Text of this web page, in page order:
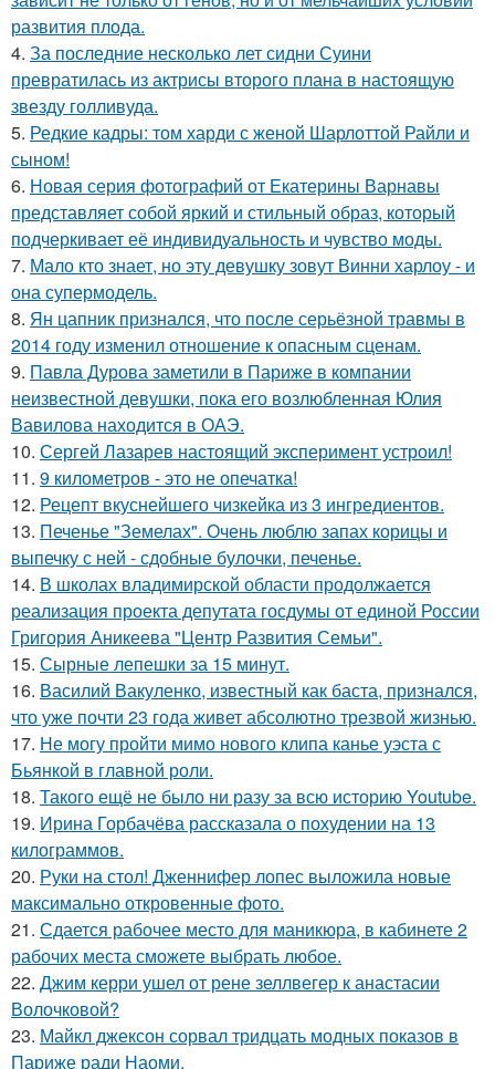
развития плода.
4. За последние несколько лет сидни Суини
превратилась из актрисы второго плана в настоящую
звезду голливуда.
5. Редкие кадры: том харди с женой Шарлоттой Райли и
сыном!
6. Новая серия фотографий от Екатерины Варнавы
представляет собой яркий и стильный образ, который
подчеркивает её индивидуальность и чувство моды.
7. Мало кто знает, но эту девушку зовут Винни харлоу - и
она супермодель.
8. Ян цапник признался, что после серьёзной травмы в
2014 году изменил отношение к опасным сценам.
9. Павла Дурова заметили в Париже в компании
неизвестной девушки, пока его возлюбленная Юлия
Вавилова находится в ОАЭ.
10. Сергей Лазарев настоящий эксперимент устроил!
11. 9 километров - это не опечатка!
12. Рецепт вкуснейшего чизкейка из 3 ингредиентов.
13. Печенье "Земелах". Очень люблю запах корицы и
выпечку с ней - сдобные булочки, печенье.
14. В школах владимирской области продолжается
реализация проекта депутата госдумы от единой России
Григория Аникеева "Центр Развития Семьи".
15. Сырные лепешки за 15 минут.
16. Василий Вакуленко, известный как баста, признался,
что уже почти 23 года живет абсолютно трезвой жизнью.
17. Не могу пройти мимо нового клипа канье уэста с
Бьянкой в главной роли.
18. Такого ещё не было ни разу за всю историю Youtube.
19. Ирина Горбачёва рассказала о похудении на 13
килограммов.
20. Руки на стол! Дженнифер лопес выложила новые
максимально откровенные фото.
21. Сдается рабочее место для маникюра, в кабинете 2
рабочих места сможете выбрать любое.
22. Джим керри ушел от рене зеллвегер к анастасии
Волочковой?
23. Майкл джексон сорвал тридцать модных показов в
Париже ради Наоми.